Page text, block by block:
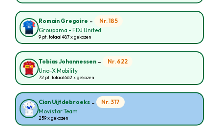
Romain Gregoire - Nr. 185
Groupama - FDJ United
9 pt. totaal487 x gekozen
Tobias Johannessen - Nr. 622
Uno-X Mobility
72 pt. totaal662 x gekozen
Cian Uijtdebroeks - Nr. 317
Movistar Team
259 x gekozen